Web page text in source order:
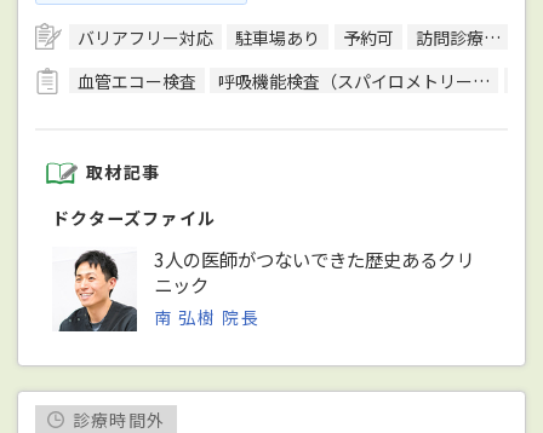
バリアフリー対応 駐車場あり 予約可 訪問診療可
血管エコー検査
呼吸機能検査（スパイロメトリー）
取材記事
ドクターズファイル
3人の医師がつないできた歴史あるクリ
ニック
南 弘樹 院長
診療時間外